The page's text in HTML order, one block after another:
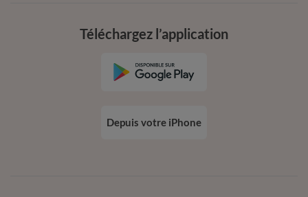
Téléchargez l’application
Depuis votre iPhone